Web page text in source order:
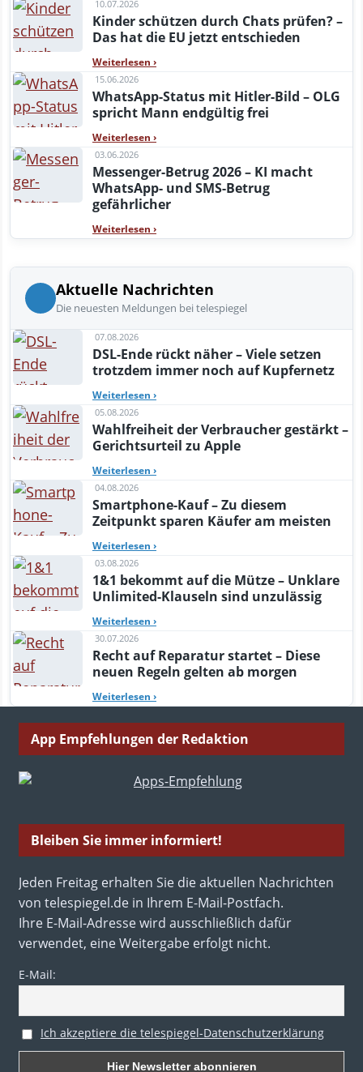
10.07.2026
Kinder schützen durch Chats prüfen? –
Das hat die EU jetzt entschieden
Weiterlesen ›
15.06.2026
WhatsApp-Status mit Hitler-Bild – OLG
spricht Mann endgültig frei
Weiterlesen ›
03.06.2026
Messenger-Betrug 2026 – KI macht
WhatsApp- und SMS-Betrug
gefährlicher
Weiterlesen ›
Aktuelle Nachrichten
Die neuesten Meldungen bei telespiegel
07.08.2026
DSL-Ende rückt näher – Viele setzen
trotzdem immer noch auf Kupfernetz
Weiterlesen ›
05.08.2026
Wahlfreiheit der Verbraucher gestärkt –
Gerichtsurteil zu Apple
Weiterlesen ›
04.08.2026
Smartphone-Kauf – Zu diesem
Zeitpunkt sparen Käufer am meisten
Weiterlesen ›
03.08.2026
1&1 bekommt auf die Mütze – Unklare
Unlimited-Klauseln sind unzulässig
Weiterlesen ›
30.07.2026
Recht auf Reparatur startet – Diese
neuen Regeln gelten ab morgen
Weiterlesen ›
App Empfehlungen der Redaktion
Bleiben Sie immer informiert!
Jeden Freitag erhalten Sie die aktuellen Nachrichten
von telespiegel.de in Ihrem E-Mail-Postfach.
Ihre E-Mail-Adresse wird ausschließlich dafür
verwendet, eine Weitergabe erfolgt nicht.
E-Mail:
Ich akzeptiere die telespiegel-Datenschutzerklärung